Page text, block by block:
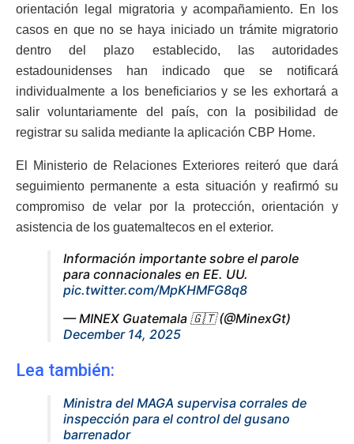
orientación legal migratoria y acompañamiento. En los
casos en que no se haya iniciado un trámite migratorio
dentro del plazo establecido, las autoridades
estadounidenses han indicado que se notificará
individualmente a los beneficiarios y se les exhortará a
salir voluntariamente del país, con la posibilidad de
registrar su salida mediante la aplicación CBP Home.
El Ministerio de Relaciones Exteriores reiteró que dará
seguimiento permanente a esta situación y reafirmó su
compromiso de velar por la protección, orientación y
asistencia de los guatemaltecos en el exterior.
Información importante sobre el parole
para connacionales en EE. UU.
pic.twitter.com/MpKHMFG8q8
— MINEX Guatemala 🇬🇹 (@MinexGt)
December 14, 2025
Lea también:
Ministra del MAGA supervisa corrales de
inspección para el control del gusano
barrenador